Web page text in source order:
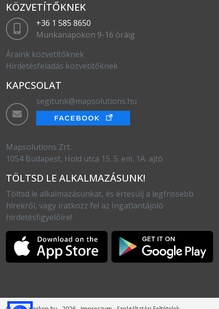
KÖZVETÍTŐKNEK
+36 1 585 8650
Munkanapokon 9-16 óráig
Áraink közvetítőknek
Hirdetésfeladás közvetítőknek
KAPCSOLAT
segitunk@mapsolutions.hu
Mapsolutions Zrt.
1054 Budapest, Hold utca 15. 5. em. 1A. ajtó
TÖLTSD LE ALKALMAZÁSUNK!
Töltsd le alkalmazásunkat, és értesülj a legfrissebb
hírekről, vagy iratkozz fel az Ingatlantájoló
hirdetésfigyelőire!